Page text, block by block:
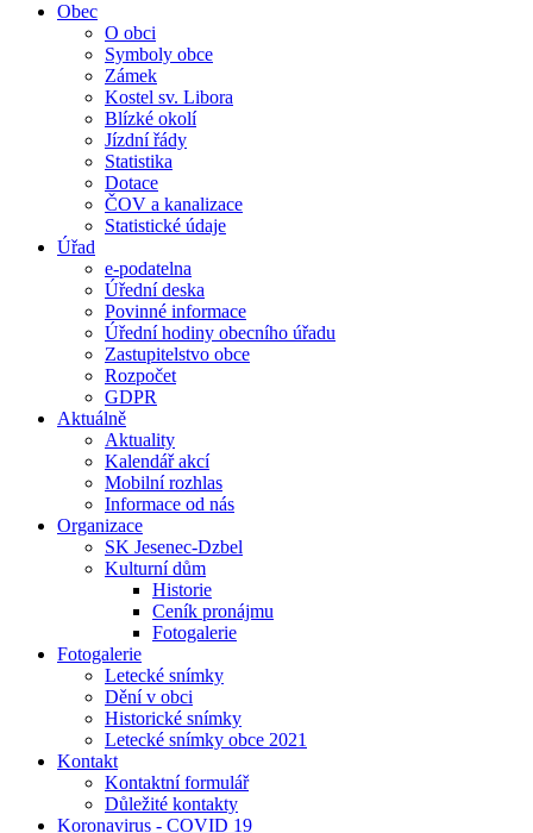
Obec
O obci
Symboly obce
Zámek
Kostel sv. Libora
Blízké okolí
Jízdní řády
Statistika
Dotace
ČOV a kanalizace
Statistické údaje
Úřad
e-podatelna
Úřední deska
Povinné informace
Úřední hodiny obecního úřadu
Zastupitelstvo obce
Rozpočet
GDPR
Aktuálně
Aktuality
Kalendář akcí
Mobilní rozhlas
Informace od nás
Organizace
SK Jesenec-Dzbel
Kulturní dům
Historie
Ceník pronájmu
Fotogalerie
Fotogalerie
Letecké snímky
Dění v obci
Historické snímky
Letecké snímky obce 2021
Kontakt
Kontaktní formulář
Důležité kontakty
Koronavirus - COVID 19